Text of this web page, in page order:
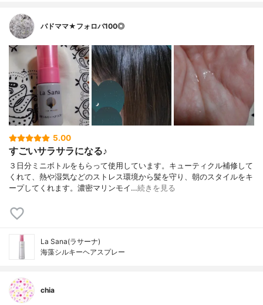
バドママ★フォロバ100◎
5.00
すごいサラサラになる♪
３日分ミニボトルをもらって使用しています。キューティクル補修して
くれて、熱や湿気などのストレス環境から髪を守り、朝のスタイルをキ
ープしてくれます。濃密マリンモイ…続きを見る
La Sana(ラサーナ)
海藻シルキーヘアスプレー
chia